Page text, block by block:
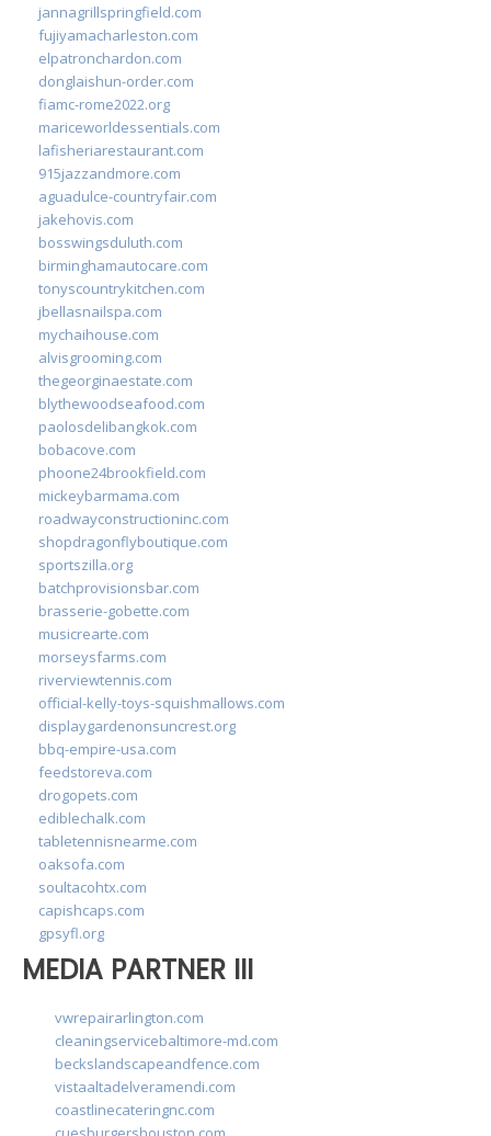
jannagrillspringfield.com
fujiyamacharleston.com
elpatronchardon.com
donglaishun-order.com
fiamc-rome2022.org
mariceworldessentials.com
lafisheriarestaurant.com
915jazzandmore.com
aguadulce-countryfair.com
jakehovis.com
bosswingsduluth.com
birminghamautocare.com
tonyscountrykitchen.com
jbellasnailspa.com
mychaihouse.com
alvisgrooming.com
thegeorginaestate.com
blythewoodseafood.com
paolosdelibangkok.com
bobacove.com
phoone24brookfield.com
mickeybarmama.com
roadwayconstructioninc.com
shopdragonflyboutique.com
sportszilla.org
batchprovisionsbar.com
brasserie-gobette.com
musicrearte.com
morseysfarms.com
riverviewtennis.com
official-kelly-toys-squishmallows.com
displaygardenonsuncrest.org
bbq-empire-usa.com
feedstoreva.com
drogopets.com
ediblechalk.com
tabletennisnearme.com
oaksofa.com
soultacohtx.com
capishcaps.com
gpsyfl.org
MEDIA PARTNER III
vwrepairarlington.com
cleaningservicebaltimore-md.com
beckslandscapeandfence.com
vistaaltadelveramendi.com
coastlinecateringnc.com